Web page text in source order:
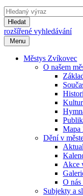
Hledat
rozšířené vyhledávání
Menu
Městys Zvíkovec
O našem
Mapa
Dění v
Akce
O
Subjekty a